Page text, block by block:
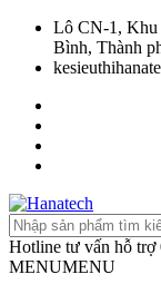
Lô CN-1, Khu
Bình, Thành
Hotline tư vấn hỗ trợ
MENUMENU